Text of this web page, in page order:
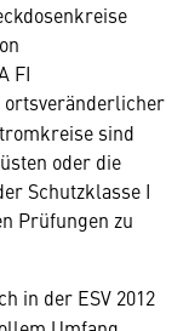
FI
ortsveränderlicher
sind
oder die
Schutzklasse I
Prüfungen zu
in der ESV 2012